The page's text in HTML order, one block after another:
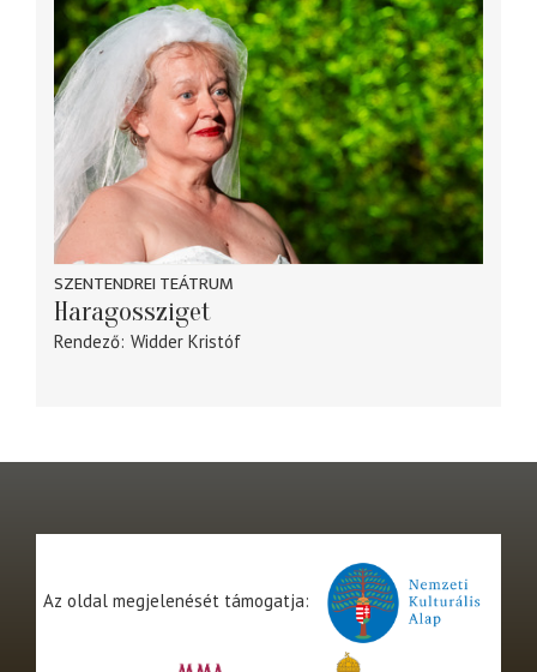
SZENTENDREI TEÁTRUM
Haragossziget
Rendező Widder Kristóf
Az oldal megjelenését támogatja: